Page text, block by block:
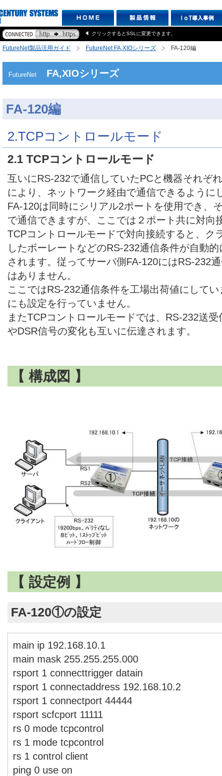
クリックするとSSLに変更できます。
FutureNet製品活用ガイド FutureNet FA,XIOシリーズ FA-120編
FutureNet FA,XIOシリーズ
FA-120編
2.TCPコントロールモード
2.1 TCPコントロールモード
互いにRS-232で通信していたPCと機器それぞ
により、ネットワーク経由で通信できるように
FA-120は同時にシリアル2ポートを使用でき、
で通信できますが、ここでは２ポート共に対向
TCPコントロールモードで対向接続すると、ク
したボーレートなどのRS-232通信条件が自動
されます。従ってサーバ側FA-120にはRS-232
はありません。
ここではRS-232通信条件を工場出荷値にして
にも設定を行っていません。
またTCPコントロールモードでは、RS-232送
やDSR信号の変化も互いに伝達されます。
【 構成図 】
【 設定例 】
FA-120①の設定
main ip 192.168.10.1
main mask 255.255.255.000
rsport 1 connecttrigger datain
rsport 1 connectaddress 192.168.10.2
rsport 1 connectport 44444
rsport scfcport 11111
rs 0 mode tcpcontrol
rs 1 mode tcpcontrol
rs 1 control client
ping 0 use on